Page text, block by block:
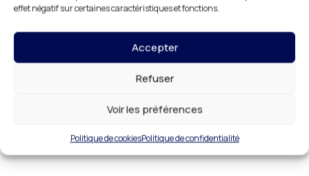
effet négatif sur certaines caractéristiques et fonctions.
Accepter
Refuser
Voir les préférences
Politique de cookiesPolitique de confidentialité
La pose de cylindres haute sécurité adaptés
Le remplacement rapide de serrures en cas
de tentative d’effraction.
En faisant appel à DR HABITAT, vous bénéficiez
accompagnement professionnel. Contactez-nous
pour un devis serrurerie ou pour discuter de vos
besoins en matière de sécurité.